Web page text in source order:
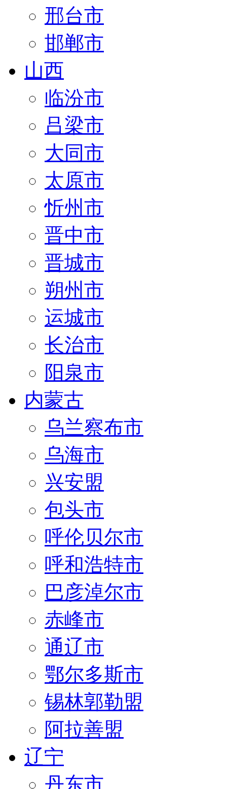
邢台市
邯郸市
山西
临汾市
吕梁市
大同市
太原市
忻州市
晋中市
晋城市
朔州市
运城市
长治市
阳泉市
内蒙古
乌兰察布市
乌海市
兴安盟
包头市
呼伦贝尔市
呼和浩特市
巴彦淖尔市
赤峰市
通辽市
鄂尔多斯市
锡林郭勒盟
阿拉善盟
辽宁
丹东市